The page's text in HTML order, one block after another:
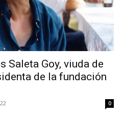
Saleta Goy, viuda de
de la fundación
0